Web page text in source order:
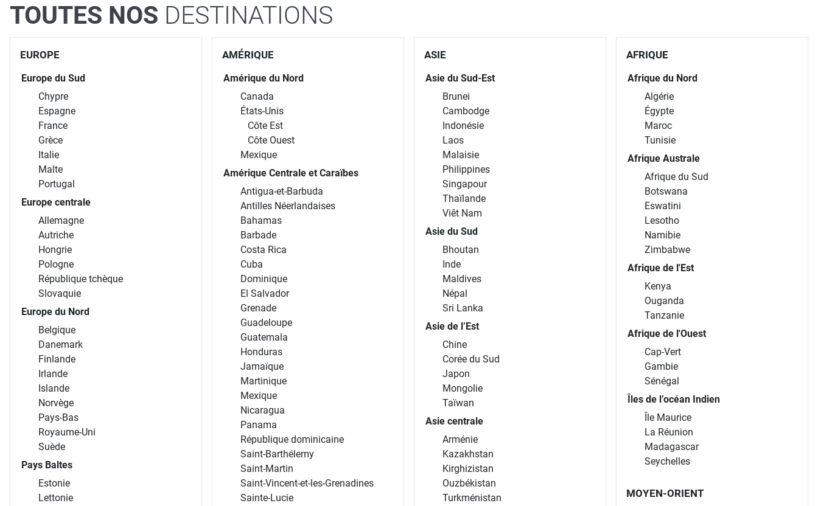
TOUTES NOS DESTINATIONS
EUROPE
Europe du Sud
Chypre
Espagne
France
Grèce
Italie
Malte
Portugal
Europe centrale
Allemagne
Autriche
Hongrie
Pologne
République tchèque
Slovaquie
Europe du Nord
Belgique
Danemark
Finlande
Irlande
Islande
Norvège
Pays-Bas
Royaume-Uni
Suède
Pays Baltes
Estonie
Lettonie
AMÉRIQUE
Amérique du Nord
Canada
États-Unis
Côte Est
Côte Ouest
Mexique
Amérique Centrale et Caraïbes
Antigua-et-Barbuda
Antilles Néerlandaises
Bahamas
Barbade
Costa Rica
Cuba
Dominique
El Salvador
Grenade
Guadeloupe
Guatemala
Honduras
Jamaïque
Martinique
Mexique
Nicaragua
Panama
République dominicaine
Saint-Barthélemy
Saint-Martin
Saint-Vincent-et-les-Grenadines
Sainte-Lucie
ASIE
Asie du Sud-Est
Brunei
Cambodge
Indonésie
Laos
Malaisie
Philippines
Singapour
Thaïlande
Viêt Nam
Asie du Sud
Bhoutan
Inde
Maldives
Népal
Sri Lanka
Asie de l’Est
Chine
Corée du Sud
Japon
Mongolie
Taïwan
Asie centrale
Arménie
Kazakhstan
Kirghizistan
Ouzbékistan
Turkménistan
AFRIQUE
Afrique du Nord
Algérie
Égypte
Maroc
Tunisie
Afrique Australe
Afrique du Sud
Botswana
Eswatini
Lesotho
Namibie
Zimbabwe
Afrique de l'Est
Kenya
Ouganda
Tanzanie
Afrique de l'Ouest
Cap-Vert
Gambie
Sénégal
Îles de l’océan Indien
Île Maurice
La Réunion
Madagascar
Seychelles
MOYEN-ORIENT